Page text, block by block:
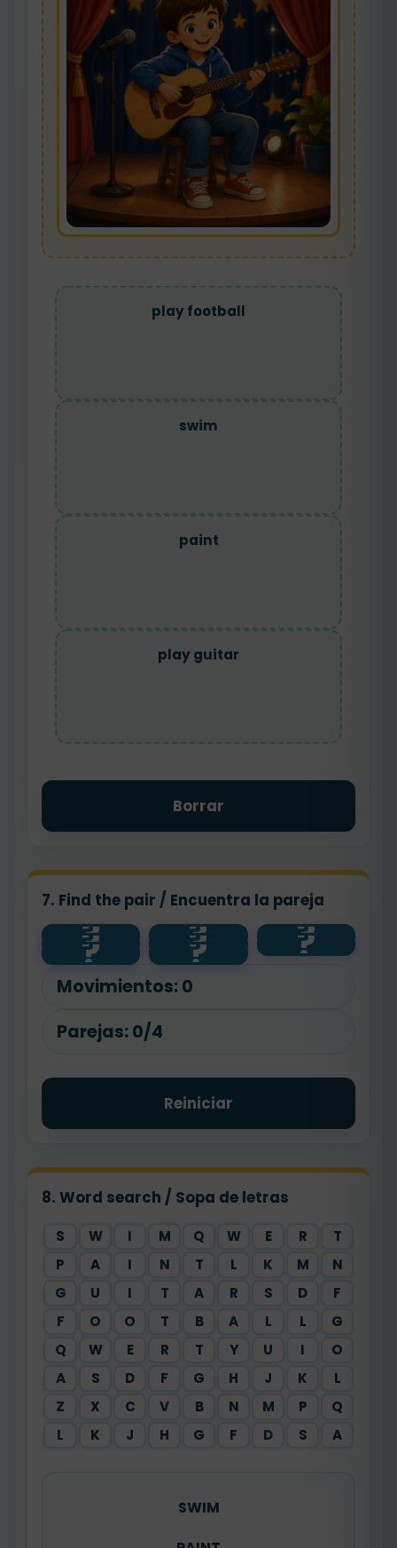
play football
swim
paint
play guitar
Borrar
7. Find the pair / Encuentra la pareja
? ?
guitar ?
? ?
football ?
swim
?
paint ?
Movimientos: 0
Parejas: 0/4
Reiniciar
8. Word search / Sopa de letras
S W I M Q W E R
T
P
A I N T L K M
N
G
U I T A R S D
F
F
O O T B A L L
G
Q
W E R T Y U I
O
A
S D F G H J K
L
Z
X C V B N M P
Q
L
K J H G F D S A
SWIM